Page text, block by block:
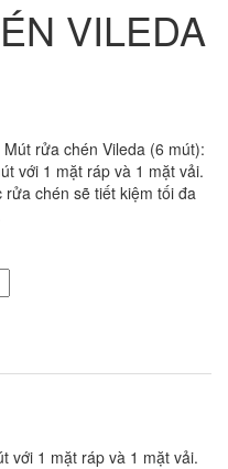
VILEDA
rửa chén Vileda (6 mút):
với 1 mặt ráp và 1 mặt vải.
chén sẽ tiết kiệm tối đa
với 1 mặt ráp và 1 mặt vải.